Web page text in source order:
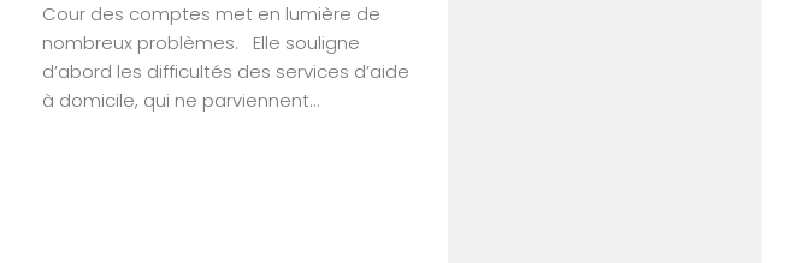
Cour des comptes met en lumière de
nombreux problèmes. Elle souligne
d’abord les difficultés des services d’aide
à domicile, qui ne parviennent...